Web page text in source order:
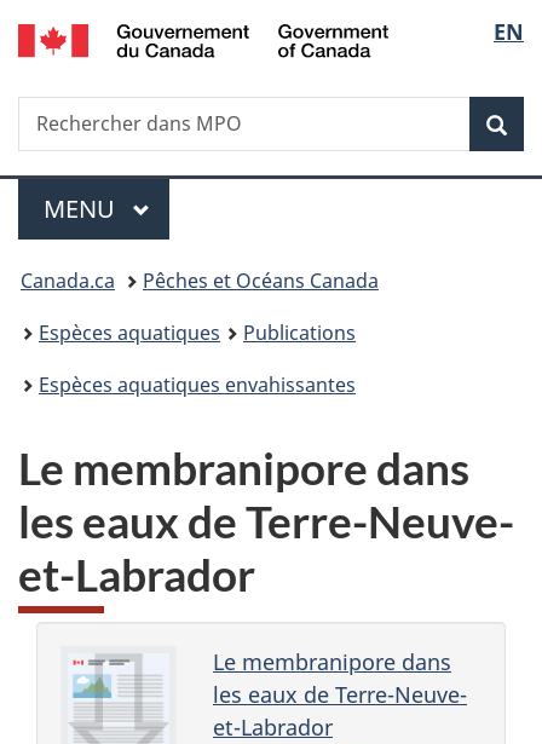
Passer
au
Passer
à
gouvernement »
Passer
à
simplifiée
de
la
EN
Recherche
Rechercher
dans
océans
Menu
MENU PRINCIPAL
Vous
êtes
ici
Canada.ca
Pêches et Océans Canada
Espèces aquatiques
Publications
Espèces aquatiques envahissantes
Le membranipore dans
les eaux de Terre-Neuve-
et-Labrador
Le membranipore dans
les eaux de Terre-Neuve-
et-Labrador